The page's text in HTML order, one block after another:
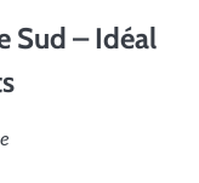
Sud – Idéal